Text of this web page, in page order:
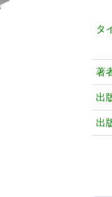
タ
著
出
出